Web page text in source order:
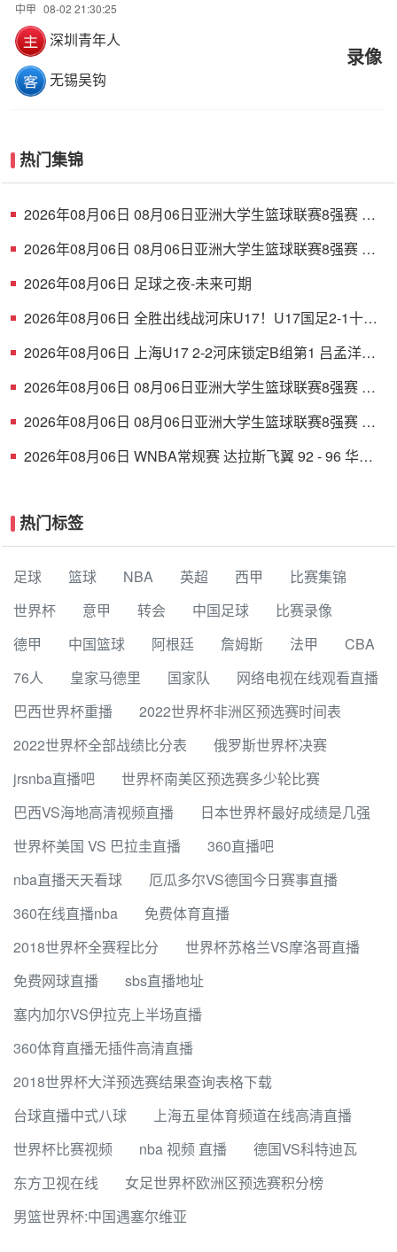
中甲 08-02 21:30:25
深圳青年人
无锡吴钩
录像
热门集锦
2026年08月06日 08月06日亚洲大学生篮球联赛8强赛 清
2026年08月06日 08月06日亚洲大学生篮球联赛8强赛 早
2026年08月06日 足球之夜-未来可期
2026年08月06日 全胜出线战河床U17！U17国足2-1十人
2026年08月06日 上海U17 2-2河床锁定B组第1 吕孟洋点
2026年08月06日 08月06日亚洲大学生篮球联赛8强赛 北
2026年08月06日 08月06日亚洲大学生篮球联赛8强赛 延
2026年08月06日 WNBA常规赛 达拉斯飞翼 92 - 96 华盛
热门标签
足球 篮球 NBA 英超 西甲
比赛集锦
世界杯
意甲 转会 中国足球
比赛录像
德甲
中国篮球 阿根廷 詹姆斯 法甲
CBA
76人
皇家马德里 国家队
网络电视在线观看直播
巴西世界杯重播
2022世界杯非洲区预选赛时间表
2022世界杯全部战绩比分表
俄罗斯世界杯决赛
jrsnba直播吧
世界杯南美区预选赛多少轮比赛
巴西VS海地高清视频直播
日本世界杯最好成绩是几强
世界杯美国 VS 巴拉圭直播
360直播吧
nba直播天天看球
厄瓜多尔VS德国今日赛事直播
360在线直播nba
免费体育直播
2018世界杯全赛程比分
世界杯苏格兰VS摩洛哥直播
免费网球直播
sbs直播地址
塞内加尔VS伊拉克上半场直播
360体育直播无插件高清直播
2018世界杯大洋预选赛结果查询表格下载
台球直播中式八球
上海五星体育频道在线高清直播
世界杯比赛视频
nba 视频 直播
德国VS科特迪瓦
东方卫视在线
女足世界杯欧洲区预选赛积分榜
男篮世界杯:中国遇塞尔维亚